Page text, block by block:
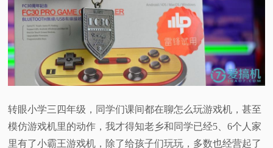
专
题
转眼小学三四年级，同学们课间都在聊怎么玩游戏机，甚至
模仿游戏机里的动作，我才得知老乡和同学已经5、6个人家
里有了小霸王游戏机，除了给孩子们玩玩，多数也经营起了